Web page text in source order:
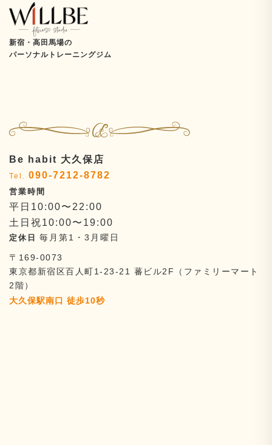
新宿・高田馬場の
パーソナルトレーニングジム
Be habit 大久保店
090-7212-8782
平日10:00〜22:00
土日祝10:00〜19:00
毎月第1・3月曜日
〒169-0073
東京都新宿区百人町1-23-21 蕃ビル2F（ファミリーマート
2階）
大久保駅南口 徒歩10秒